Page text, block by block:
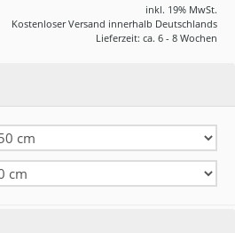
inkl. 19% MwSt.
Kostenloser Versand innerhalb Deutschlands
Lieferzeit: ca. 6 - 8 Wochen